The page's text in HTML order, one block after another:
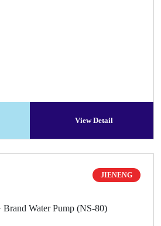
View Detail
JIENENG